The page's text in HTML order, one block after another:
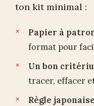
ton kit minimal :
Papier à
format pour
Un bon
tracer, effacer
Règle japonaise